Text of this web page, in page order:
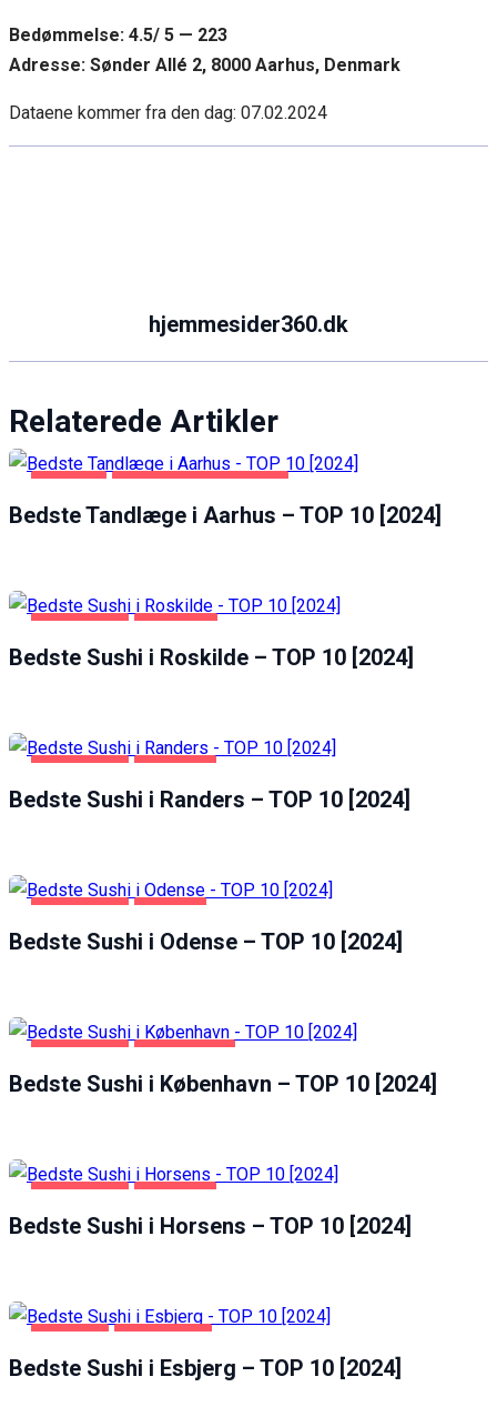
Bedømmelse: 4.5/ 5 — 223
Adresse: Sønder Allé 2, 8000 Aarhus, Denmark
Dataene kommer fra den dag: 07.02.2024
hjemmesider360.dk
Relaterede Artikler
Bedste Tandlæge i Aarhus – TOP 10 [2024]
Bedste Sushi i Roskilde – TOP 10 [2024]
Bedste Sushi i Randers – TOP 10 [2024]
Bedste Sushi i Odense – TOP 10 [2024]
Bedste Sushi i København – TOP 10 [2024]
Bedste Sushi i Horsens – TOP 10 [2024]
Bedste Sushi i Esbjerg – TOP 10 [2024]